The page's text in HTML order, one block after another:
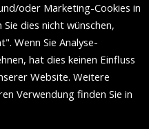
oder Marketing-Cookies in
dies nicht wünschen,
Wenn Sie Analyse-
hat dies keinen Einfluss
Website. Weitere
Verwendung finden Sie in